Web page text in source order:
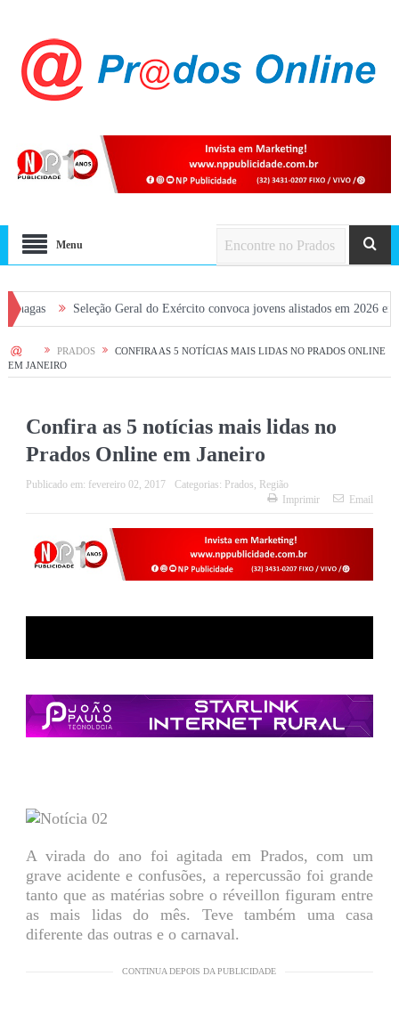
Menu
Seleção Geral do Exército convoca jovens alistados em 2026 em Prados
HOME PRADOS
CONFIRA AS 5 NOTÍCIAS MAIS LIDAS NO PRADOS ONLINE
EM JANEIRO
Confira as 5 notícias mais lidas no
Prados Online em Janeiro
Publicado em: fevereiro 02, 2017 Categorias: Prados, Região
Imprimir
Email
A virada do ano foi agitada em Prados, com um
grave acidente e confusões, a repercussão foi grande
tanto que as matérias sobre o réveillon figuram entre
as mais lidas do mês. Teve também uma casa
diferente das outras e o carnaval.
CONTINUA DEPOIS DA PUBLICIDADE